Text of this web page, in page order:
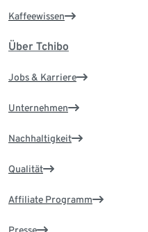
Kaffeewissen
Über Tchibo
Jobs & Karriere
Unternehmen
Nachhaltigkeit
Qualität
Affiliate Programm
Presse